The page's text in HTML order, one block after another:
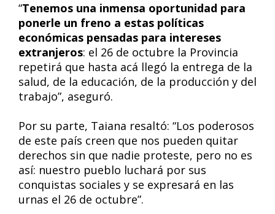
“Tenemos una inmensa oportunidad para
ponerle un freno a estas políticas
económicas pensadas para intereses
extranjeros: el 26 de octubre la Provincia
repetirá que hasta acá llegó la entrega de la
salud, de la educación, de la producción y del
trabajo”, aseguró.
Por su parte, Taiana resaltó: “Los poderosos
de este país creen que nos pueden quitar
derechos sin que nadie proteste, pero no es
así: nuestro pueblo luchará por sus
conquistas sociales y se expresará en las
urnas el 26 de octubre”.